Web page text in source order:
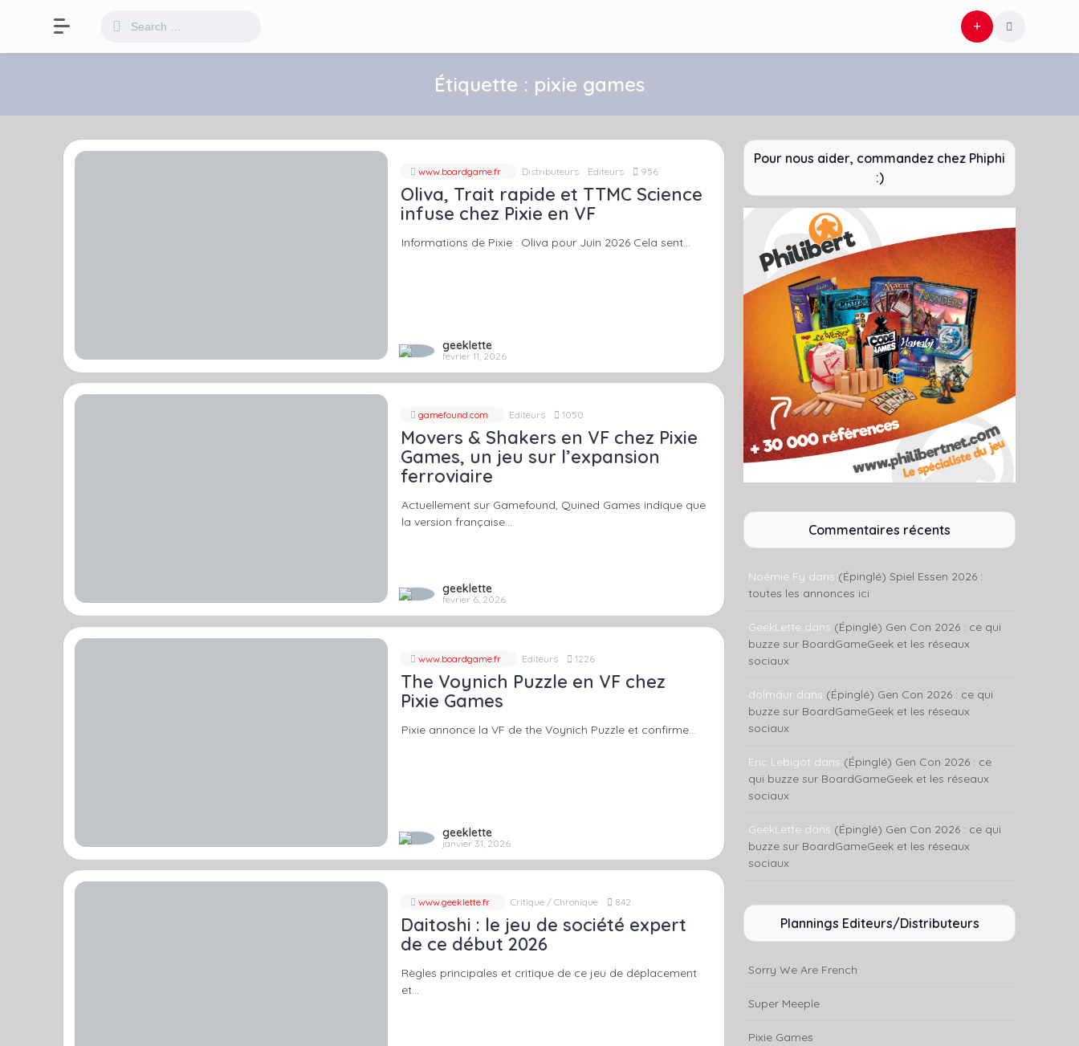
Étiquette : pixie games
www.boardgame.fr Distributeurs Editeurs 956
Oliva, Trait rapide et TTMC Science
infuse chez Pixie en VF
Informations de Pixie : Oliva pour Juin 2026 Cela sent…
geeklette
février 11, 2026
gamefound.com Editeurs 1050
Movers & Shakers en VF chez Pixie
Games, un jeu sur l’expansion
ferroviaire
Actuellement sur Gamefound, Quined Games indique que
la version française…
geeklette
février 6, 2026
www.boardgame.fr Editeurs 1226
The Voynich Puzzle en VF chez
Pixie Games
Pixie annonce la VF de the Voynich Puzzle et confirme…
geeklette
janvier 31, 2026
www.geeklette.fr Critique / Chronique 842
Daitoshi : le jeu de société expert
de ce début 2026
Règles principales et critique de ce jeu de déplacement
et…
Pour nous aider, commandez chez Phiphi
:)
Commentaires récents
Noémie Fy dans (Épinglé) Spiel Essen 2026 :
toutes les annonces ici
GeekLette dans (Épinglé) Gen Con 2026 : ce qui
buzze sur BoardGameGeek et les réseaux
sociaux
dolmaur dans (Épinglé) Gen Con 2026 : ce qui
buzze sur BoardGameGeek et les réseaux
sociaux
Eric Lebigot dans (Épinglé) Gen Con 2026 : ce
qui buzze sur BoardGameGeek et les réseaux
sociaux
GeekLette dans (Épinglé) Gen Con 2026 : ce qui
buzze sur BoardGameGeek et les réseaux
sociaux
Plannings Editeurs/Distributeurs
Sorry We Are French
Super Meeple
Pixie Games